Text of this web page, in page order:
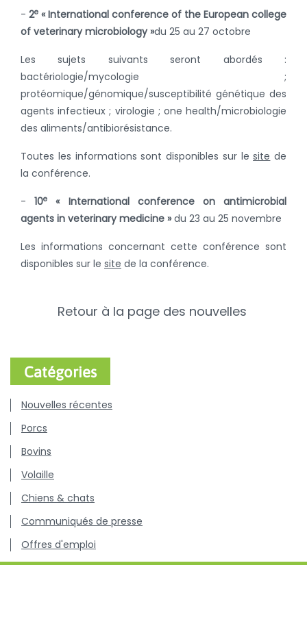
- 2e « International conference of the European college
of veterinary microbiology »du 25 au 27 octobre
Les sujets suivants seront abordés :
bactériologie/mycologie ;
protéomique/génomique/susceptibilité génétique des
agents infectieux ; virologie ; one health/microbiologie
des aliments/antibiorésistance.
Toutes les informations sont disponibles sur lesite de
la conférence.
-10e
« International conference on antimicrobial
agents in veterinary medicine »du 23 au 25 novembre
Les informations concernant cette conférence sont
disponibles sur le site de la conférence.
Retour à la page des nouvelles
Catégories
Nouvelles récentes
Porcs
Bovins
Volaille
Chiens & chats
Communiqués de presse
Offres d'emploi